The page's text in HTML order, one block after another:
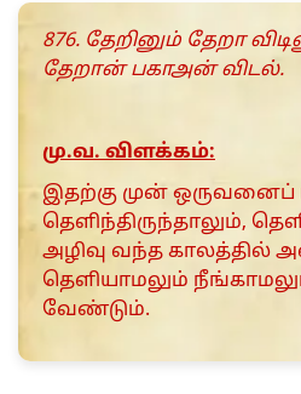
876. தேறினும் தேறா
தேறான் பகாஅன் விடல்.
மு.வ. விளக்கம்:
இதற்கு முன் ஒருவனைப்
தெளிந்திருந்தாலும்,
அழிவு வந்த காலத்தில்
தெளியாமலும்
வேண்டும்.